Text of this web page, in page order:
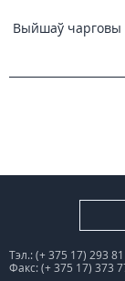
Выйшаў чарговы
Тэл.: (+ 375 17) 293
Факс: (+ 375 17) 373